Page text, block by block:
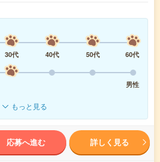
30代 40代 50代
60代
男性
もっと見る
応募へ進む 詳しく見る